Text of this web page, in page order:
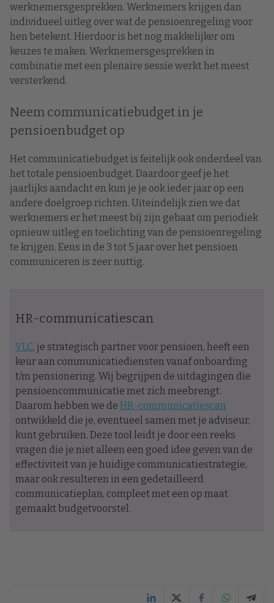
werknemersgesprekken. Werknemers krijgen dan
individueel uitleg over wat de pensioenregeling voor
hen betekent. Hierdoor is het nog makkelijker om
keuzes te maken. Werknemersgesprekken in
combinatie met een plenaire sessie werkt het meest
versterkend.
Neem communicatiebudget in je
pensioenbudget op
Het communicatiebudget is feitelijk ook onderdeel van
het totale pensioenbudget. Daardoor geef je het
jaarlijks aandacht en kun je je ook ieder jaar op een
andere doelgroep richten. Uiteindelijk zien we dat
werknemers er het meest bij zijn gebaat om periodiek
opnieuw uitleg en toelichting van de pensioenregeling
te krijgen. Eens in de 3 tot 5 jaar over het pensioen
communiceren is zeer nuttig.
HR-communicatiescan
VLC, je strategisch partner voor pensioen, heeft een
keur aan communicatiediensten vanaf onboarding
t/m pensionering. Wij begrijpen de uitdagingen die
pensioencommunicatie met zich meebrengt.
Daarom hebben we de HR-communicatiescan
ontwikkeld die je, eventueel samen met je adviseur,
kunt gebruiken. Deze tool leidt je door een reeks
vragen die je niet alleen een goed idee geven van de
effectiviteit van je huidige communicatiestrategie,
maar ook resulteren in een gedetailleerd
communicatieplan, compleet met een op maat
gemaakt budgetvoorstel.